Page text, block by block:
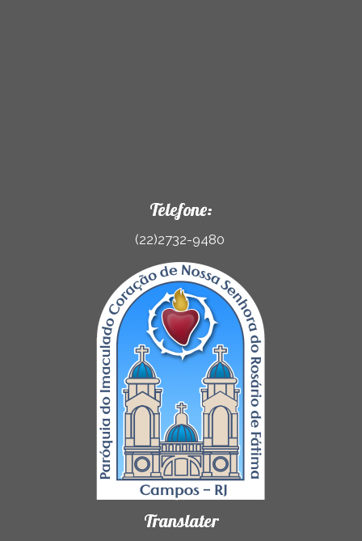
Telefone:
(22)2732-9480
Translater